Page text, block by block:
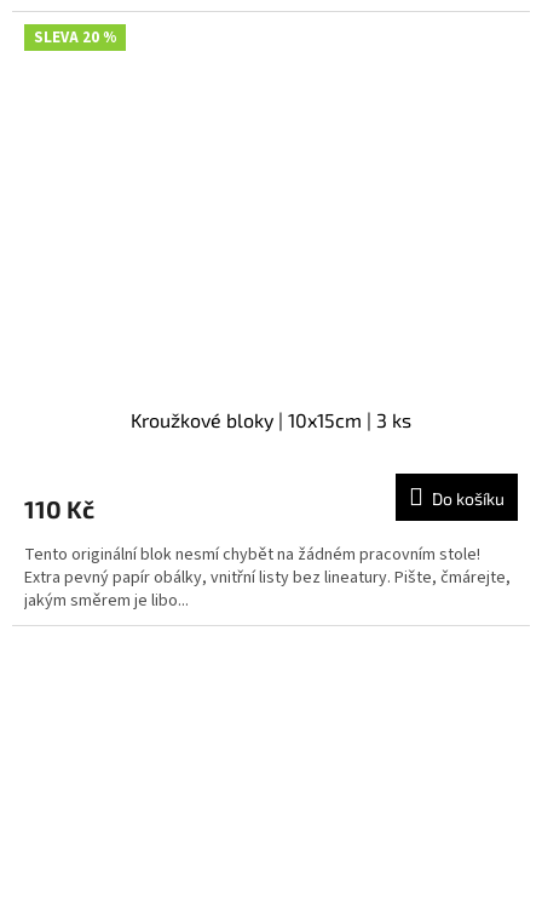
SLEVA 20 %
Kroužkové bloky | 10x15cm | 3 ks
110 Kč Do košíku
Tento originální blok nesmí chybět na žádném pracovním stole!
Extra pevný papír obálky, vnitřní listy bez lineatury. Pište, čmárejte,
jakým směrem je libo...